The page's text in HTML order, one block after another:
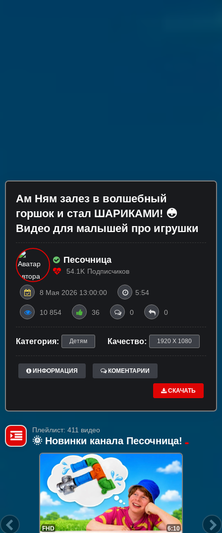
Ам Ням залез в волшебный
горшок и стал ШАРИКАМИ! 😳
Видео для малышей про игрушки
Песочница
54.1K Подписчиков
8 Мая 2026 13:00:00 5:54
10 854 36 0 0
Категория: Детям Качество: 1920 X 1080
ИНФОРМАЦИЯ КОМЕНТАРИИ
СКАЧАТЬ
Плейлист: 411 видео
🌞 Новинки канала Песочница!
FHD 6:10